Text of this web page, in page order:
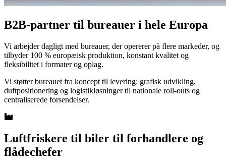
B2B-partner til bureauer i hele Europa
Vi arbejder dagligt med bureauer, der opererer på flere markeder, og
tilbyder 100 % europæisk produktion, konstant kvalitet og
fleksibilitet i formater og oplag.
Vi støtter bureauet fra koncept til levering: grafisk udvikling,
duftpositionering og logistikløsninger til nationale roll-outs og
centraliserede forsendelser.
Luftfriskere til biler til forhandlere og
flådechefer